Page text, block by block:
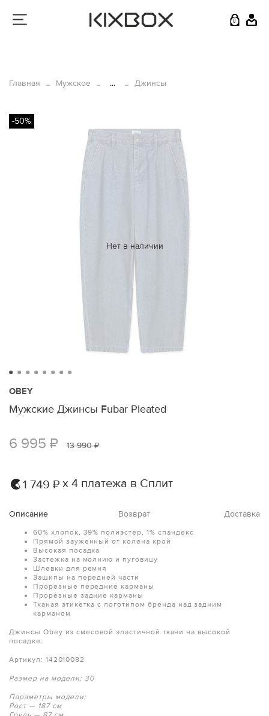
0
Главная Мужское ... Джинсы
Нет в наличии
-50%
OBEY
Мужские Джинсы Fubar Pleated
6 995 ₽ 13 990 ₽
1 749 ₽ х 4 платежа в Сплит
Описание Возврат Доставка
60% хлопок, 39% полиэстер, 1% спандекс
Прямой зауженный от колена крой
Высокая посадка
Застежка на молнию и пуговицу
Шлевки для ремня
Защипы на передней части
Прорезные передние карманы
Прорезные задние карманы
Тканая этикетка с логотипом бренда над задним
карманом
Джинсы Obey из смесовой эластичной ткани на высокой
посадке.
Артикул: 142010082
Размер на модели: 30
Параметры модели:
Рост — 187 см